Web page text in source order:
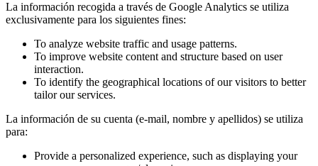
La información recogida a través de Google Analytics se utiliza
exclusivamente para los siguientes fines:
To analyze website traffic and usage patterns.
To improve website content and structure based on user
interaction.
To identify the geographical locations of our visitors to better
tailor our services.
La información de su cuenta (e-mail, nombre y apellidos) se utiliza
para:
Provide a personalized experience, such as displaying your